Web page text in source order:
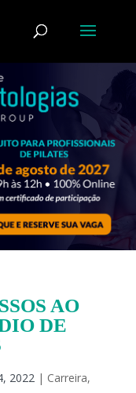
AO
DE
2022 | Carreira,